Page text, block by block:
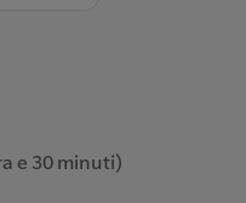
e 30 minuti)